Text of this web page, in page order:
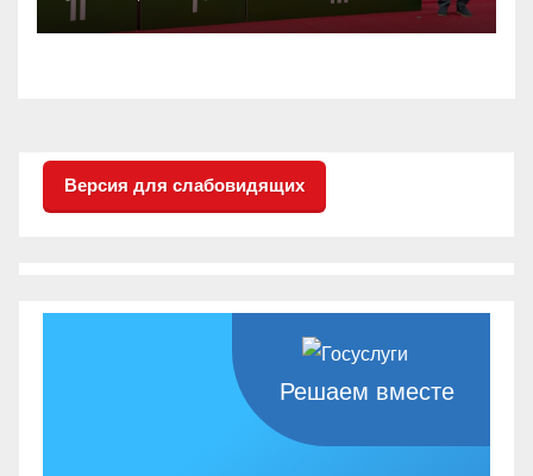
настольного тенниса ПОДА
Версия для слабовидящих
Решаем вместе